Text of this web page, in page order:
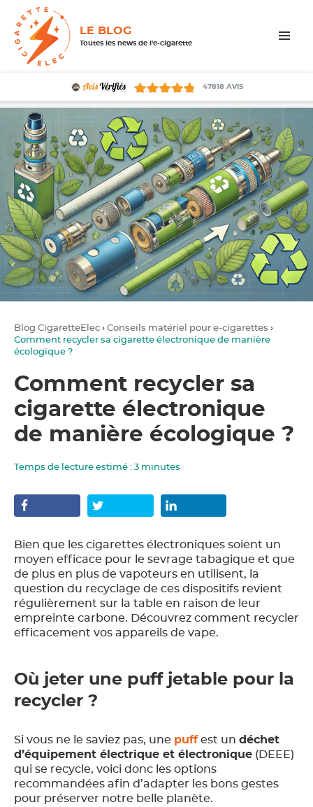
LE BLOG
Toutes les news de l'e-cigarette
47818AVIS
Blog CigaretteElec › Conseils matériel pour e-cigarettes ›
Comment recycler sa cigarette électronique de manière
écologique ?
Comment recycler sa
cigarette électronique
de manière écologique ?
Temps de lecture estimé : 3 minutes
Bien que les cigarettes électroniques soient un
moyen efficace pour le sevrage tabagique et que
de plus en plus de vapoteurs en utilisent, la
question du recyclage de ces dispositifs revient
régulièrement sur la table en raison de leur
empreinte carbone. Découvrez comment recycler
efficacement vos appareils de vape.
Où jeter une puff jetable pour la
recycler ?
Si vous ne le saviez pas, une puffest un déchet
d’équipement électrique et électronique (DEEE)
qui se recycle, voici donc les options
recommandées afin d’adapter les bons gestes
pour préserver notre belle planète.